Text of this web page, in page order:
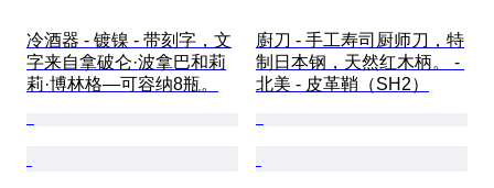
冷酒器 - 镀镍 - 带刻字，文
字来自拿破仑·波拿巴和莉
莉·博林格—可容纳8瓶。
廚刀 - 手工寿司厨师刀，特
制日本钢，天然红木柄。 -
北美 - 皮革鞘（SH2）